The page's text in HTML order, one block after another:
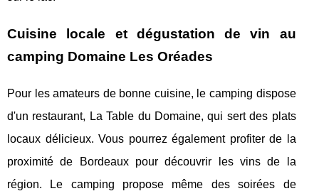
Cuisine locale et dégustation de vin au
camping Domaine Les Oréades
Pour les amateurs de bonne cuisine, le camping dispose
d'un restaurant, La Table du Domaine, qui sert des plats
locaux délicieux. Vous pourrez également profiter de la
proximité de Bordeaux pour découvrir les vins de la
région. Le camping propose même des soirées de